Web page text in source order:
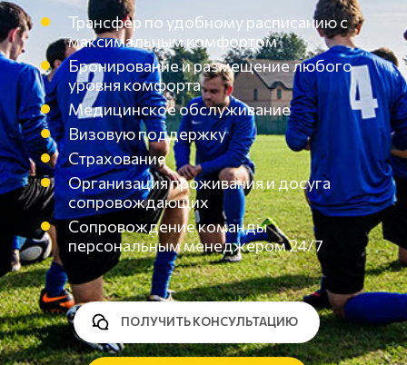
Трансфер по удобному расписанию с
максимальным комфортом
Бронирование и размещение любого
уровня комфорта
Медицинское обслуживание
Визовую поддержку
Страхование
Организация проживания и досуга
сопровождающих
Сопровождение команды
персональным менеджером 24/7
ПОЛУЧИТЬ КОНСУЛЬТАЦИЮ